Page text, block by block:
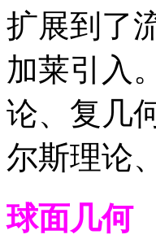
扩展到了
加莱引入
论、复几
尔斯理论
球面几何